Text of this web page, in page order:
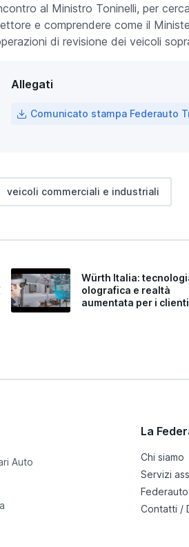
al Ministro Toninelli, per
e comprendere come il
di revisione dei veicoli
Allegati
Comunicato stampa Federauto
veicoli commerciali e industriali
Würth Italia:
olografica e realtà
aumentata per i clienti
Auto
La
Chi siamo
Servizi
Contatti /